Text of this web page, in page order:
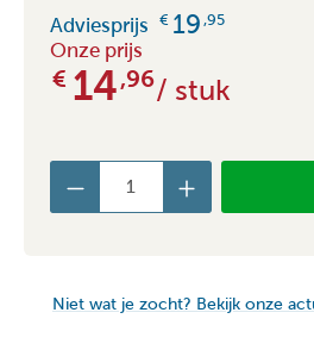
Onze prijs
€ 14,96/ stuk
Adviesprijs € 19 ,95
Niet wat je zocht? Bekijk onze